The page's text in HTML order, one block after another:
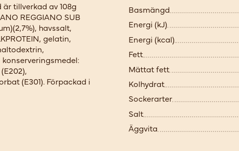
tillverkad av 108g
REGGIANO SUB
havssalt,
gelatin,
(E301). Förpackad i
Basmängd
Energi (kJ)
Energi (kcal)
Fett
Mättat fett
Kolhydrat
Sockerarter
Salt
Äggvita